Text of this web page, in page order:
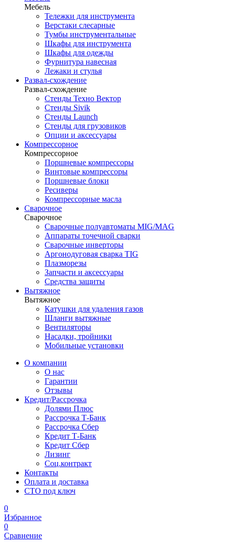
Мебель
Тележки для инструмента
Верстаки слесарные
Тумбы инструментальные
Шкафы для инструмента
Шкафы для одежды
Фурнитура навесная
Лежаки и стулья
Развал-схождение
Развал-схождение
Стенды Техно Вектор
Стенды Sivik
Стенды Launch
Стенды для грузовиков
Опции и аксессуары
Компрессорное
Компрессорное
Поршневые компрессоры
Винтовые компрессоры
Поршневые блоки
Ресиверы
Компрессорные масла
Сварочное
Сварочное
Сварочные полуавтоматы MIG/MAG
Аппараты точечной сварки
Сварочные инверторы
Аргонодуговая сварка TIG
Плазморезы
Запчасти и аксессуары
Средства защиты
Вытяжное
Вытяжное
Катушки для удаления газов
Шланги вытяжные
Вентиляторы
Насадки, тройники
Мобильные установки
О компании
О нас
Гарантии
Отзывы
Кредит/Рассрочка
Долями Плюс
Рассрочка Т-Банк
Рассрочка Сбер
Кредит Т-Банк
Кредит Сбер
Лизинг
Соц.контракт
Контакты
Оплата и доставка
СТО под ключ
0
Избранное
0
Сравнение